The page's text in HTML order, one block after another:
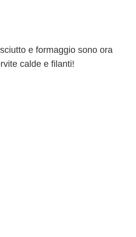
e formaggio sono ora
calde e filanti!